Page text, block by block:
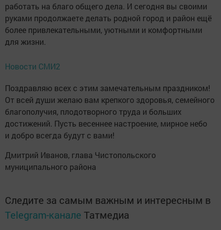
работать на благо общего дела. И сегодня вы своими
руками продолжаете делать родной город и район ещё
более привлекательными, уютными и комфортными
для жизни.
Новости СМИ2
Поздравляю всех с этим замечательным праздником!
От всей души желаю вам крепкого здоровья, семейного
благополучия, плодотворного труда и больших
достижений. Пусть весеннее настроение, мирное небо
и добро всегда будут с вами!
Дмитрий Иванов, глава Чистопольского
муниципального района
Следите за самым важным и интересным в
Telegram-канале Татмедиа